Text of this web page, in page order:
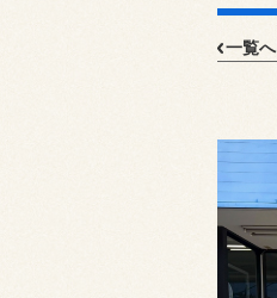
一覧へ